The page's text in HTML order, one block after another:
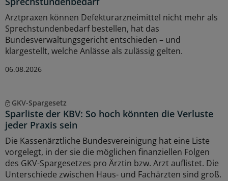
Arztpraxen können Defekturarzneimittel nicht mehr als
Sprechstundenbedarf bestellen, hat das
Bundesverwaltungsgericht entschieden – und
klargestellt, welche Anlässe als zulässig gelten.
06.08.2026
GKV-Spargesetz
Sparliste der KBV: So hoch könnten die Verluste
jeder Praxis sein
Die Kassenärztliche Bundesvereinigung hat eine Liste
vorgelegt, in der sie die möglichen finanziellen Folgen
des GKV-Spargesetzes pro Ärztin bzw. Arzt auflistet. Die
Unterschiede zwischen Haus- und Fachärzten sind groß.